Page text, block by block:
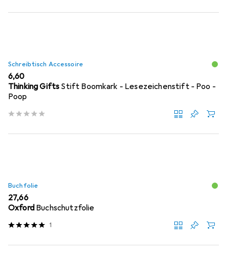
Schreibtisch Accessoire
EUR
6,60
Thinking Gifts Stift Boomkark - Lesezeichenstift - Poo -
Poop
Buchfolie
EUR
27,66
Oxford Buchschutzfolie
1